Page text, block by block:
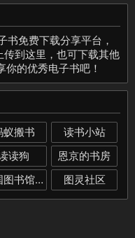
免费下载分享平台，
到这里，也可下载其他
的优秀电子书吧！
蚁搬书
读书小站
读狗
恩京的书房
全国图书馆参考咨询联盟 图灵社区